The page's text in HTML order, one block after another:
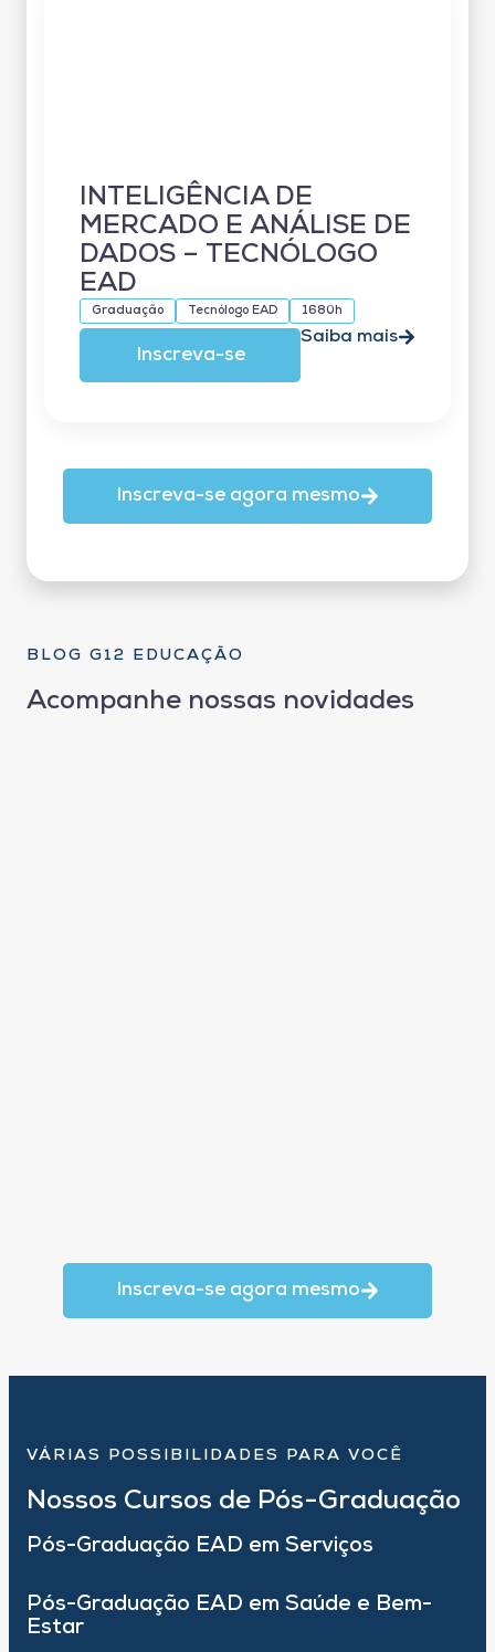
INTELIGÊNCIA DE
MERCADO E ANÁLISE DE
DADOS – TECNÓLOGO
EAD
Graduação Tecnólogo EAD 1680h
Inscreva-se
Saiba mais
Inscreva-se agora mesmo
BLOG G12 EDUCAÇÃO
Acompanhe nossas novidades
Inscreva-se agora mesmo
VÁRIAS POSSIBILIDADES PARA VOCÊ
Nossos Cursos de Pós-Graduação
Pós-Graduação EAD em Serviços
Pós-Graduação EAD em Saúde e Bem-
Estar